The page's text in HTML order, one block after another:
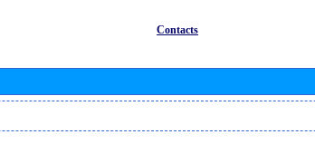
Contacts